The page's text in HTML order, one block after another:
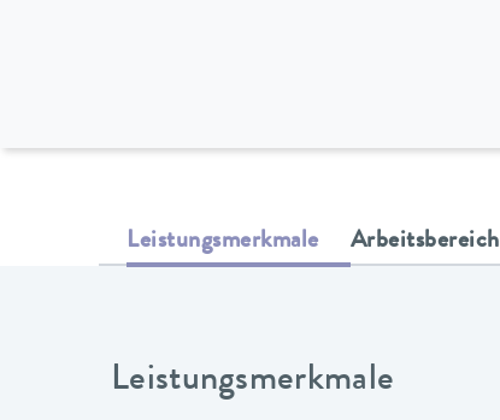
Leistungsmerkmale Arbeitsbereich
Leistungsmerkmale